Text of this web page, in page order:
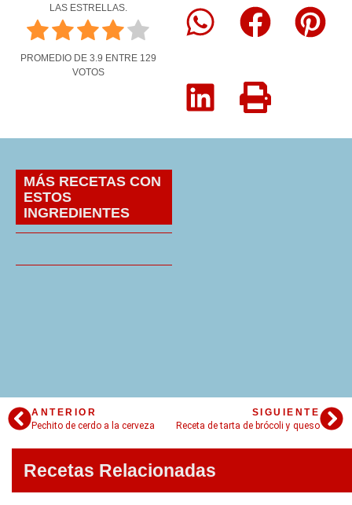
LAS ESTRELLAS.
PROMEDIO DE 3.9 ENTRE 129
VOTOS
MÁS RECETAS CON
ESTOS
INGREDIENTES
ANTERIOR
Pechito de cerdo a la cerveza
SIGUIENTE
Receta de tarta de brócoli y queso
Recetas Relacionadas